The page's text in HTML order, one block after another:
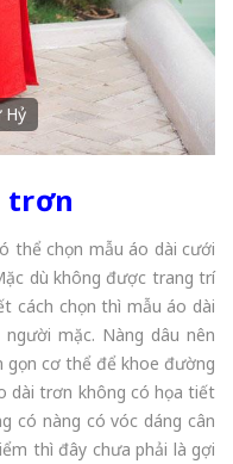
đá màu đỏ
trơn
thể chọn mẫu áo dài cưới
dù không được trang trí
cách chọn thì mẫu áo dài
mặc. Nàng dâu nên
gọn cơ thể để khoe đường
dài trơn không có họa tiết
có nàng có vóc dáng cân
thì đây chưa phải là gợi